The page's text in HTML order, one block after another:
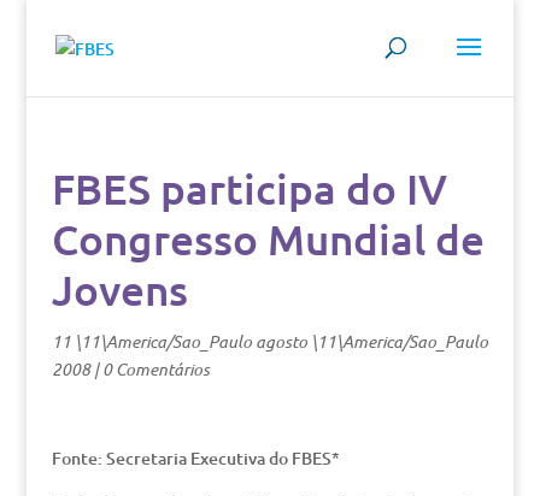
FBES participa do IV
Congresso Mundial de
Jovens
11 \11\America/Sao_Paulo agosto \11\America/Sao_Paulo
2008|0 Comentários
Fonte: Secretaria Executiva do FBES*